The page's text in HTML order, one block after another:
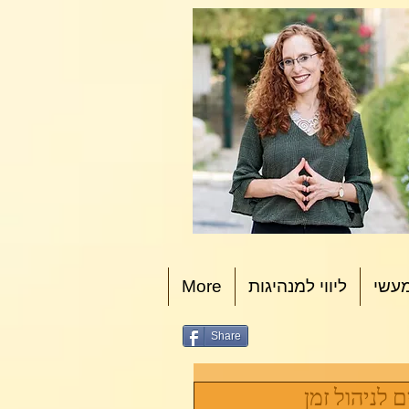
ליווי למנהיגות More
Share
זמן